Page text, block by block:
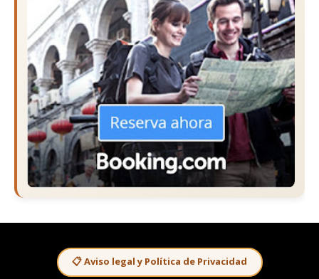
📋 Aviso legal y Política de Privacidad